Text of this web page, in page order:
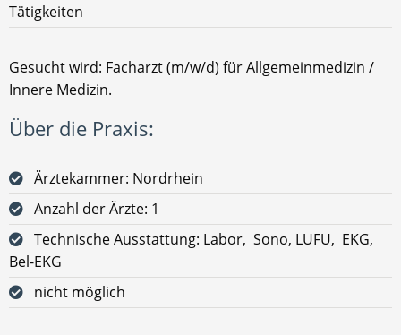
Tätigkeiten
Gesucht wird: Facharzt (m/w/d) für Allgemeinmedizin /
Innere Medizin.
Über die Praxis:
Ärztekammer: Nordrhein
Anzahl der Ärzte: 1
Technische Ausstattung: Labor, Sono, LUFU, EKG,
Bel-EKG
nicht möglich